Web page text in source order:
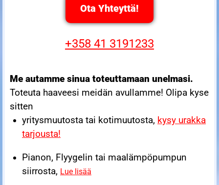
Ota Yhteyttä!
+358 41 3191233
Me autamme sinua toteuttamaan unelmasi.
Toteuta haaveesi meidän avullamme! Olipa kyse
sitten
yritysmuutosta tai kotimuutosta, kysy urakka
tarjousta!
Pianon, Flyygelin tai maalämpöpumpun
siirrosta, Lue lisää